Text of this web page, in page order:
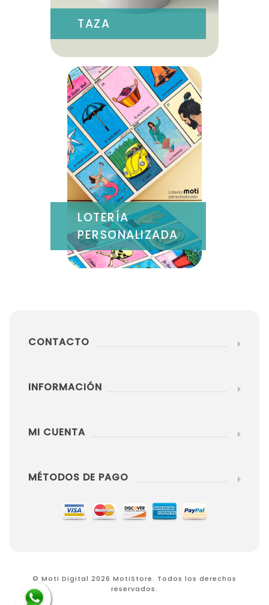
TAZA
LOTERÍA
PERSONALIZADA
CONTACTO
INFORMACIÓN
MI CUENTA
MÉTODOS DE PAGO
© Moti Digital 2026 MotiStore. Todos los derechos
reservados.